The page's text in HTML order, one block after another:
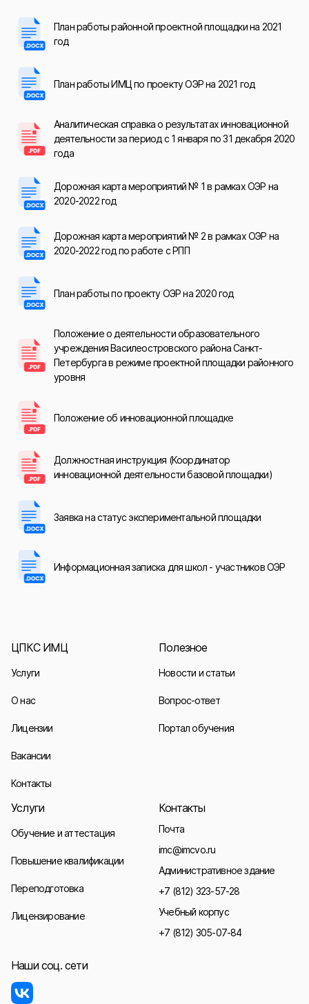
План работы районной проектной площадки на 2021
год
План работы ИМЦ по проекту ОЭР на 2021 год
Аналитическая справка о результатах инновационной
деятельности за период с 1 января по 31 декабря 2020
года
Дорожная карта мероприятий № 1 в рамках ОЭР на
2020-2022 год
Дорожная карта мероприятий № 2 в рамках ОЭР на
2020-2022 год по работе с РПП
План работы по проекту ОЭР на 2020 год
Положение о деятельности образовательного
учреждения Василеостровского района Санкт-
Петербурга в режиме проектной площадки районного
уровня
Положение об инновационной площадке
Должностная инструкция (Координатор
инновационной деятельности базовой площадки)
Заявка на статус экспериментальной площадки
Информационная записка для школ - участников ОЭР
ЦПКС ИМЦ
Услуги
О нас
Лицензии
Вакансии
Контакты
Полезное
Новости и статьи
Вопрос-ответ
Портал обучения
Услуги
Обучение и аттестация
Повышение квалификации
Переподготовка
Лицензирование
Контакты
Почта
imc@imcvo.ru
Административное здание
+7 (812) 323-57-28
Учебный корпус
+7 (812) 305-07-84
Наши соц. сети